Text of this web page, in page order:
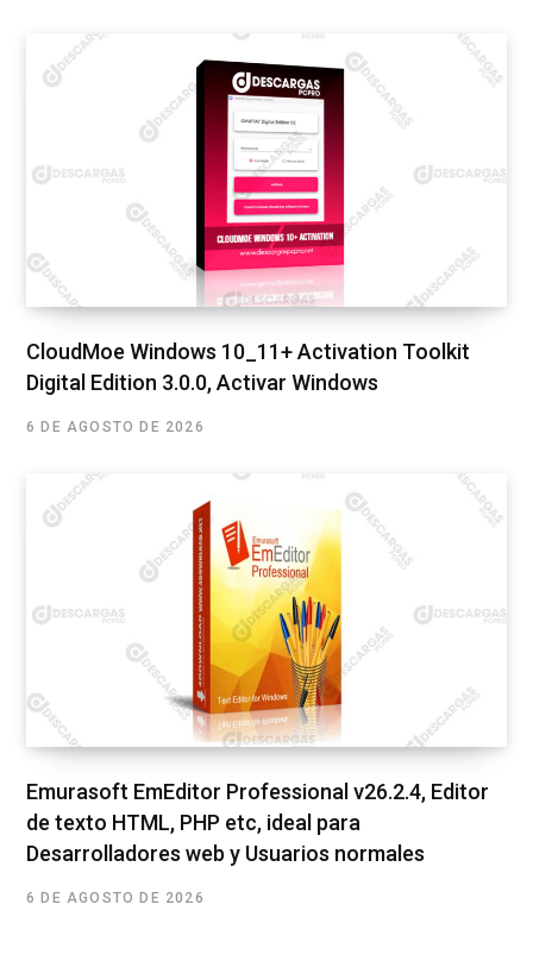
CloudMoe Windows 10_11+ Activation Toolkit
Digital Edition 3.0.0, Activar Windows
6 DE AGOSTO DE 2026
Emurasoft EmEditor Professional v26.2.4, Editor
de texto HTML, PHP etc, ideal para
Desarrolladores web y Usuarios normales
6 DE AGOSTO DE 2026